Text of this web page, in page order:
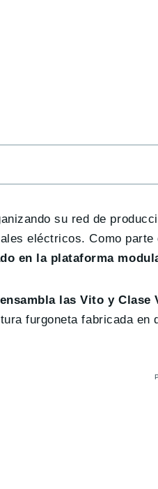
su red de
eléctricos. Como
en la plataforma
las Vito y Clase
furgoneta fabricada